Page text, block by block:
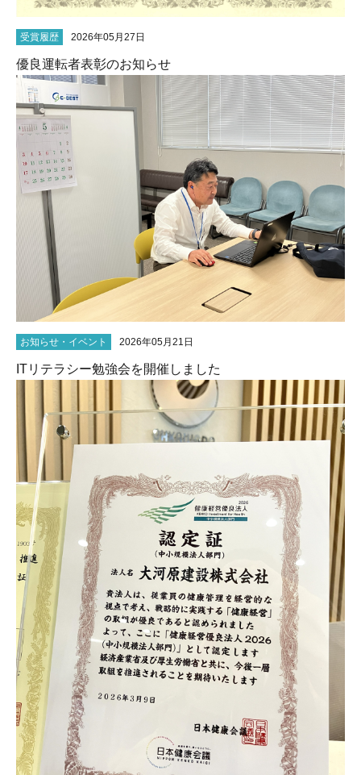
受賞履歴 2026年05月27日
優良運転者表彰のお知らせ
お知らせ・イベント 2026年05月21日
ITリテラシー勉強会を開催しました